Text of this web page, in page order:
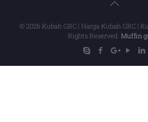
© 2026 Kubah GRC | Harga Kubah GRC |
Rights Reserved. Muffin